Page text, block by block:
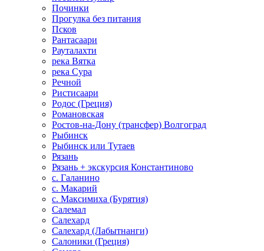
Починки
Прогулка без питания
Псков
Рантасаари
Рауталахти
река Вятка
река Сура
Речной
Ристисаари
Родос (Греция)
Романовская
Ростов-на-Дону (трансфер) Волгоград
Рыбинск
Рыбинск или Тутаев
Рязань
Рязань + экскурсия Константиново
с. Галанино
с. Макарий
с. Максимиха (Бурятия)
Салемал
Салехард
Салехард (Лабытнанги)
Салоники (Греция)